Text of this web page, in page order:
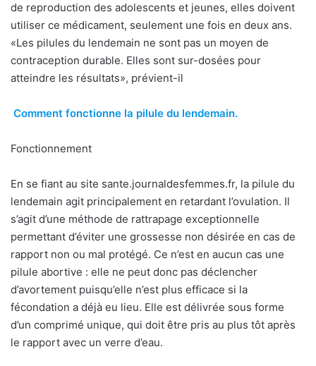
de reproduction des adolescents et jeunes, elles doivent
utiliser ce médicament, seulement une fois en deux ans.
«Les pilules du lendemain ne sont pas un moyen de
contraception durable. Elles sont sur-dosées pour
atteindre les résultats», prévient-il
Comment fonctionne la pilule du lendemain.
Fonctionnement
En se fiant au site sante.journaldesfemmes.fr, la pilule du
lendemain agit principalement en retardant l’ovulation. Il
s’agit d’une méthode de rattrapage exceptionnelle
permettant d’éviter une grossesse non désirée en cas de
rapport non ou mal protégé. Ce n’est en aucun cas une
pilule abortive : elle ne peut donc pas déclencher
d’avortement puisqu’elle n’est plus efficace si la
fécondation a déjà eu lieu. Elle est délivrée sous forme
d’un comprimé unique, qui doit être pris au plus tôt après
le rapport avec un verre d’eau.